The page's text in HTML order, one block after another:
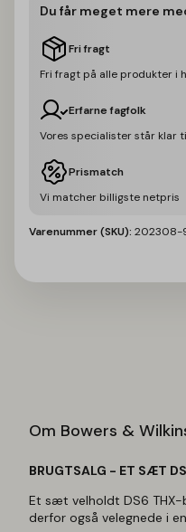
Du får meget mere
Fri fragt
Fri fragt på alle produkter i
Erfarne fagfolk
Vores specialister står klar
Prismatch
Vi matcher billigste netpris
Varenummer (SKU): 202308-
Bowers &
BRUGTSALG - ET SÆT
Et sæt velholdt DS6
derfor også velegnede i